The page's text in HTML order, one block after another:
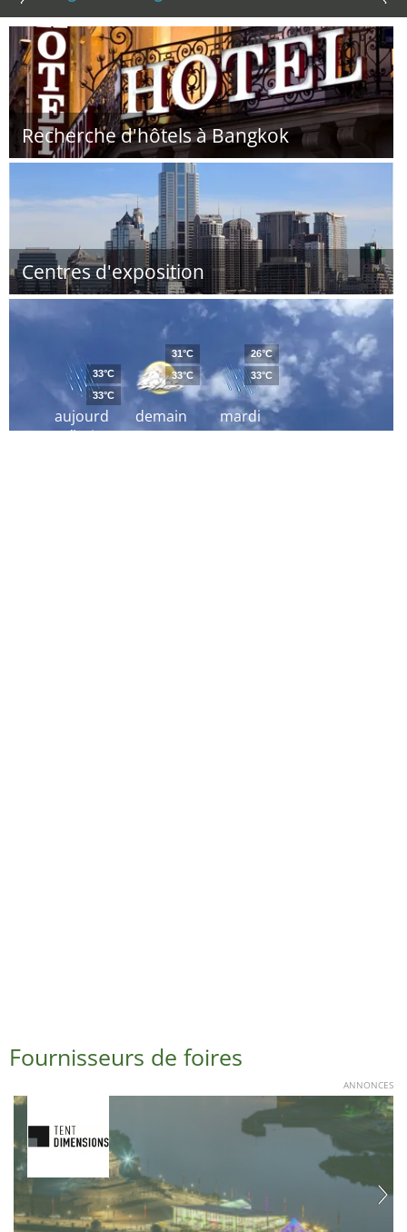
Recherche d'hôtels à Bangkok
Centres d'exposition
aujourd
´hui
33°C
33°C
demain
31°C
33°C
mardi
26°C
33°C
Fournisseurs de foires
ANNONCES